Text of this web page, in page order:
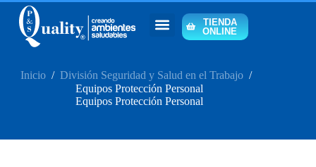
TIENDA
ONLINE
Inicio / División Seguridad y Salud en el Trabajo /
Equipos Protección Personal
Equipos Protección Personal